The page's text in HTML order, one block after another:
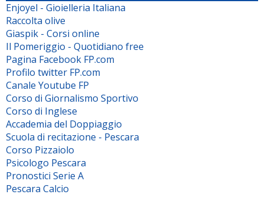
Enjoyel - Gioielleria Italiana
Raccolta olive
Giaspik - Corsi online
Il Pomeriggio - Quotidiano free
Pagina Facebook FP.com
Profilo twitter FP.com
Canale Youtube FP
Corso di Giornalismo Sportivo
Corso di Inglese
Accademia del Doppiaggio
Scuola di recitazione - Pescara
Corso Pizzaiolo
Psicologo Pescara
Pronostici Serie A
Pescara Calcio